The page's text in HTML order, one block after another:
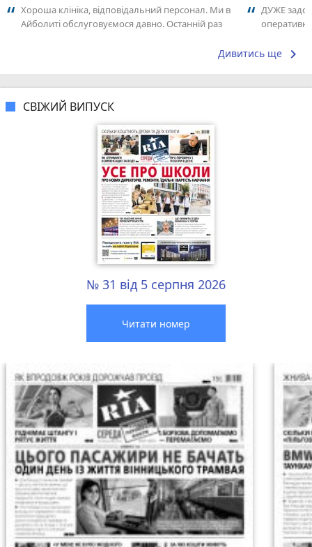
Хороша клініка, відповідальний персонал. Ми в
Айболиті обслуговуємося давно. Останній раз
ДУЖЕ
Дивитись ще keyboard_arrow_right
СВІЖИЙ ВИПУСК
№ 31 від 5 серпня 2026
Читати номер